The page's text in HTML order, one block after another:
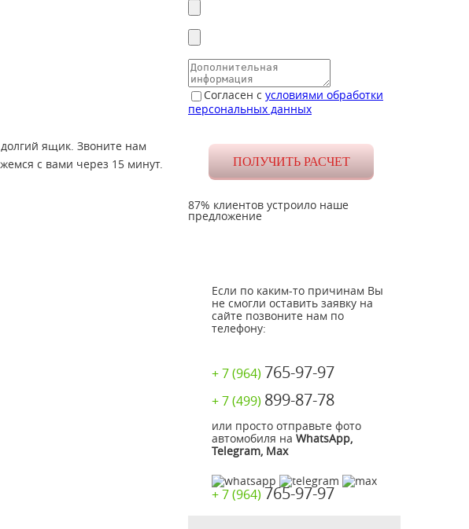
Согласен с условиями обработки
персональных данных
87% клиентов устроило наше
предложение
Если по каким-то причинам Вы
не смогли оставить заявку на
сайте позвоните нам по
телефону:
+ 7 (964) 765-97-97
+ 7 (499) 899-87-78
или просто отправьте фото
автомобиля на WhatsApp,
Telegram, Max
+ 7 (964) 765-97-97
ящик. Звоните нам
с вами через 15 минут.